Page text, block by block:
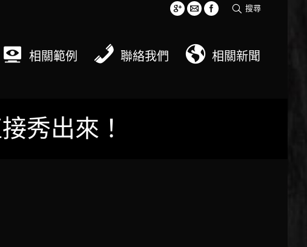
搜尋
相關範例 聯絡我們 相關新聞
秀出來！